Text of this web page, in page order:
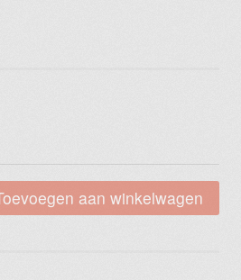
aan winkelwagen